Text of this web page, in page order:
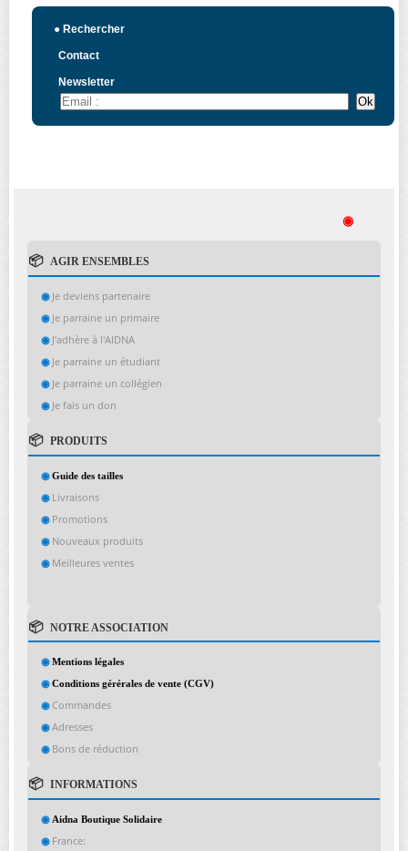
● Rechercher
Contact
Newsletter
◉
AGIR ENSEMBLES
Je deviens partenaire
Je parraine un primaire
J'adhère à l'AIDNA
Je parraine un étudiant
Je parraine un collégien
Je fais un don
PRODUITS
Guide des tailles
Livraisons
Promotions
Nouveaux produits
Meilleures ventes
NOTRE ASSOCIATION
Mentions légales
Conditions gérérales de vente (CGV)
Commandes
Adresses
Bons de réduction
INFORMATIONS
Aidna Boutique Solidaire
France: